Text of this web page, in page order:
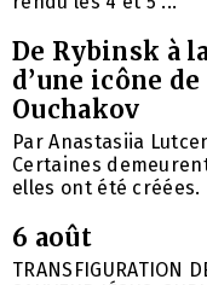
De Rybinsk à
d’une icône
Ouchakov
Par Anastasiia
Certaines
elles ont été créées.
6 août
TRANSFIGURATION